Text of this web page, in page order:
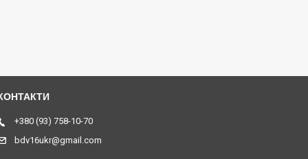
+380 (93) 758-10-70
bdv16ukr@gmail.com